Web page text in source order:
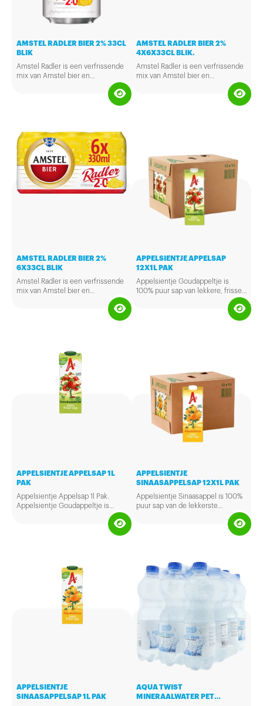
AMSTEL RADLER BIER 2% 33CL
BLIK
Amstel Radler is een verfrissende
mix van Amstel bier en
sprankelend citroenwater. Met zijn
2% alcohol is het een licht bier en
makkelijk te drinken. Het bevat
AMSTEL RADLER BIER 2%
4X6X33CL BLIK.
Amstel Radler is een verfrissende
mix van Amstel bier en
sprankelend citroenwater. Met zijn
2% alcohol is het een licht bier en
makkelijk te drinken. Het bevat
AMSTEL RADLER BIER 2%
6X33CL BLIK
Amstel Radler is een verfrissende
mix van Amstel bier en
sprankelend citroenwater. Met zijn
2% alcohol is het een licht bier en
makkelijk te drinken. Het bevat
APPELSIENTJE APPELSAP
12X1L PAK
Appelsientje Goudappeltje is
100% puur sap van lekkere, frisse
APPELSIENTJE APPELSAP 1L
PAK
Appelsientje Appelsap 1l Pak.
Appelsientje Goudappeltje is
100% puur sap van lekkere, frisse
APPELSIENTJE
SINAASAPPELSAP 12X1L PAK
Appelsientje Sinaasappel is 100%
puur sap van de lekkerste
APPELSIENTJE
SINAASAPPELSAP 1L PAK
AQUA TWIST
MINERAALWATER PET